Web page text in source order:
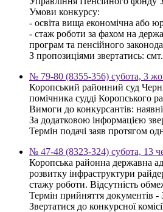
Умови конкурсу:
- освіта вища економічна або
- стаж роботи за фахом на
програм та пенсійного
З пропозиціями звертатись:
№ 79-80 (8355-356) субота, 3
Коропський районний суд
помічника судді Коропського
Вимоги до конкурсантів:
За додатковою інформацією
Термін подачі заяв протягом
№ 47-48 (8323-324) субота, 13
Коропська районна державна
розвитку інфраструктури
стажу роботи. Відсутність
Термін прийняття документів
Звертатися до конкурсної